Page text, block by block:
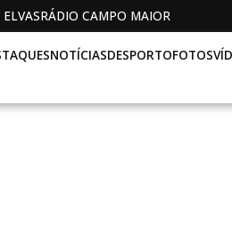
RÁDIO CAMPO MAIOR
NOTÍCIASDESPORTOFOTOS